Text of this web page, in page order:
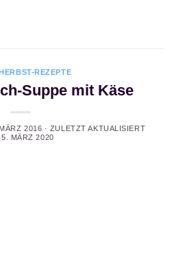
REZEPTE
Suppe mit Käse
2016 · ZULETZT AKTUALISIERT
5. MÄRZ 2020